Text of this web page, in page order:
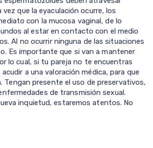
que la eyaculación ocurre, los
con la mucosa vaginal, de lo
al estar en contacto con el medio
Al no ocurrir ninguna de las situaciones
Es importante que si van a mantener
lo cual, si tu pareja no te encuentras
a una valoración médica, para que
Tengan presente el uso de preservativos,
de transmisión sexual.
inquietud, estaremos atentos. No